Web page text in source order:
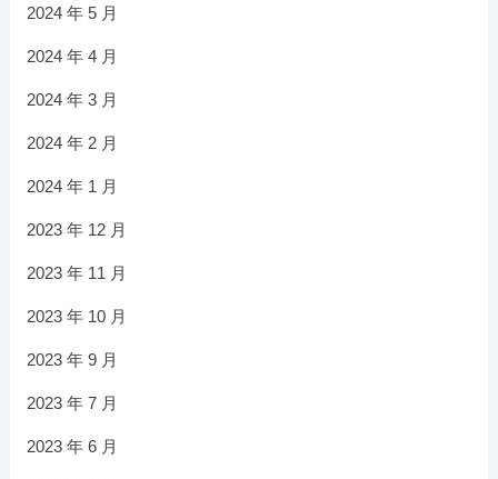
2024 年 5 月
2024 年 4 月
2024 年 3 月
2024 年 2 月
2024 年 1 月
2023 年 12 月
2023 年 11 月
2023 年 10 月
2023 年 9 月
2023 年 7 月
2023 年 6 月